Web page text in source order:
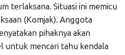
terlaksana. Situasi ini memicu
(Komjak). Anggota
pihaknya akan
untuk mencari tahu kendala